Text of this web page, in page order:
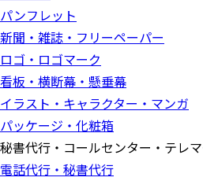
パンフレット
新聞・雑誌・フリーペーパー
ロゴ・ロゴマーク
看板・横断幕・懸垂幕
イラスト・キャラクター・マンガ
パッケージ・化粧箱
秘書代行・コールセンター・テレ
電話代行・秘書代行